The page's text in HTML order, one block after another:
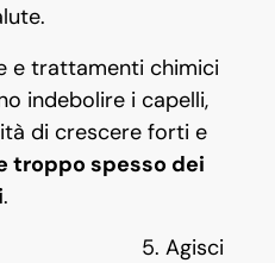
e trattamenti chimici
indebolire i capelli,
di crescere forti e
troppo spesso dei
.
5. Agisci